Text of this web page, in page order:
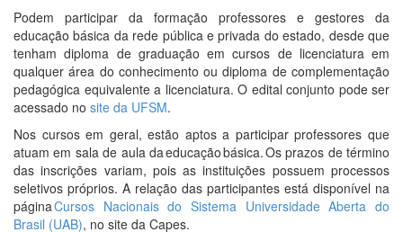
Podem participar da formação professores e gestores da
educação básica da rede pública e privada do estado, desde que
tenham diploma de graduação em cursos de licenciatura em
qualquer área do conhecimento ou diploma de complementação
pedagógica equivalente a licenciatura. O edital conjunto pode ser
acessado no site da UFSM.
Nos cursos em geral, estão aptos a participar professores que
atuam em sala de aula da educação básica. Os prazos de término
das inscrições variam, pois as instituições possuem processos
seletivos próprios. A relação das participantes está disponível na
páginaCursos Nacionais do Sistema Universidade Aberta do
Brasil (UAB), no site da Capes.